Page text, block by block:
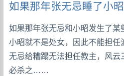
如果那年张无忌睡了小
如果那年张无忌和小昭发生了某
小昭就不是处女，因此不能担任
无忌给糟蹋无法担任教主，风云
必杀之……